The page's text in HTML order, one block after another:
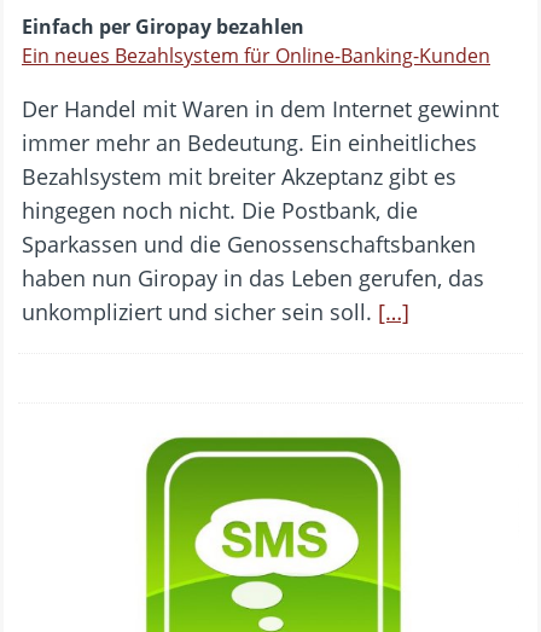
Einfach per Giropay bezahlen
Ein neues Bezahlsystem für Online-Banking-Kunden
Der Handel mit Waren in dem Internet gewinnt
immer mehr an Bedeutung. Ein einheitliches
Bezahlsystem mit breiter Akzeptanz gibt es
hingegen noch nicht. Die Postbank, die
Sparkassen und die Genossenschaftsbanken
haben nun Giropay in das Leben gerufen, das
unkompliziert und sicher sein soll. […]